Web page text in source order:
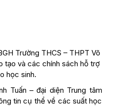
Trường THCS – THPT Võ
tạo và các chính sách hỗ trợ
học sinh.
Tuấn – đại diện Trung tâm
tin cụ thể về các suất học